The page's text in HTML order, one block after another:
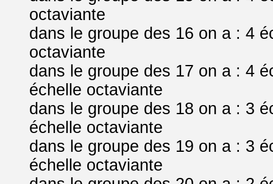
octaviante
dans le groupe des 16 on a : 4
octaviante
dans le groupe des 17 on a : 4
échelle octaviante
dans le groupe des 18 on a : 3
échelle octaviante
dans le groupe des 19 on a : 3
échelle octaviante